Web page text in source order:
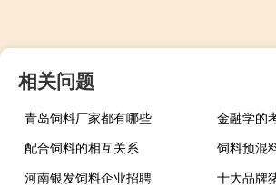
相关问题
青岛饲料厂家都有哪些
金融学的
配合饲料的相互关系
饲料预混
河南银发饲料企业招聘
十大品牌